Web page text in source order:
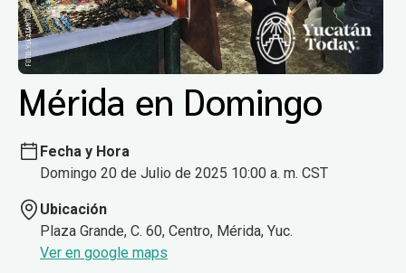
Mérida en Domingo
Fecha y Hora
Domingo 20 de Julio de 2025 10:00 a. m. CST
Ubicación
Plaza Grande, C. 60, Centro, Mérida, Yuc.
Ver en google maps